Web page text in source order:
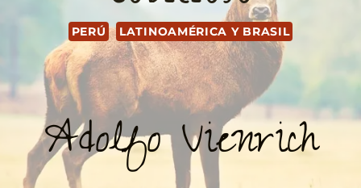
PERÚ LATINOAMÉRICA Y BRASIL
Adolfo Vienrich